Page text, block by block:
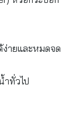
ายและหมดจด
ทั่วไป